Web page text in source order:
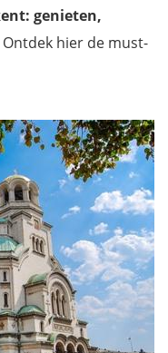
genieten,
Ontdek hier de must-